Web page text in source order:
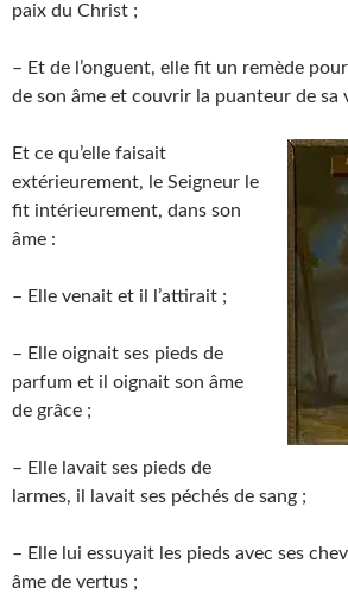
paix du Christ ;
– Et de l’onguent, elle fit un remède
de son âme et couvrir la puanteur de sa
Et ce qu’elle faisait
extérieurement, le Seigneur le
fit intérieurement, dans son
âme :
– Elle venait et il l’attirait ;
– Elle oignait ses pieds de
parfum et il oignait son âme
de grâce ;
– Elle lavait ses pieds de
larmes, il lavait ses péchés de sang ;
– Elle lui essuyait les pieds avec ses
âme de vertus ;